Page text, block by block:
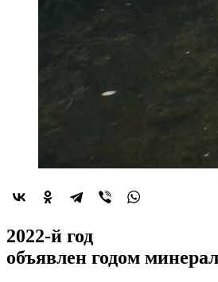
2022-й год
объявлен годом